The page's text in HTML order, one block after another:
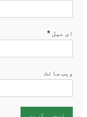
ای میل *
ویب‌ سائٹ